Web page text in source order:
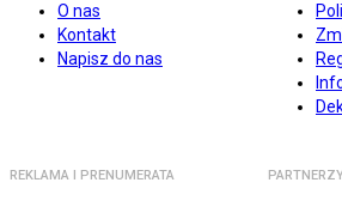
O nas
Kontakt
Napisz do nas
REKLAMA I PRENUMERATA